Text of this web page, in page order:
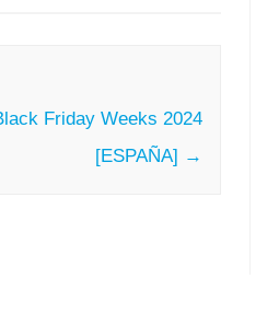
Friday Weeks 2024
[ESPAÑA] →